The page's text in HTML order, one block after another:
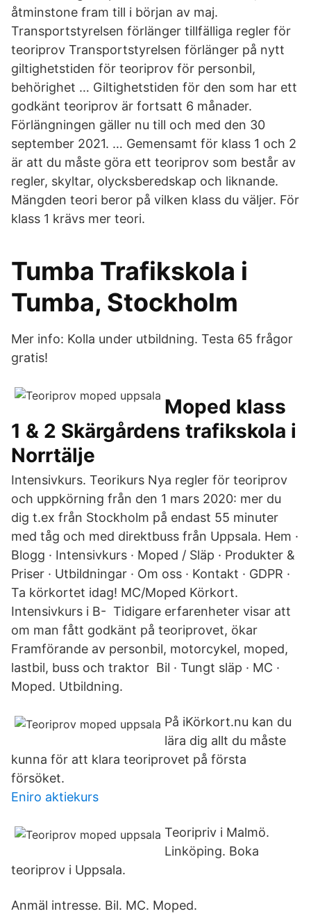
åtminstone fram till i början av maj.
Transportstyrelsen förlänger tillfälliga regler för
teoriprov Transportstyrelsen förlänger på nytt
giltighetstiden för teoriprov för personbil,
behörighet … Giltighetstiden för den som har ett
godkänt teoriprov är fortsatt 6 månader.
Förlängningen gäller nu till och med den 30
september 2021. … Gemensamt för klass 1 och 2
är att du måste göra ett teoriprov som består av
regler, skyltar, olycksberedskap och liknande.
Mängden teori beror på vilken klass du väljer. För
klass 1 krävs mer teori.
Tumba Trafikskola i
Tumba, Stockholm
Mer info: Kolla under utbildning. Testa 65 frågor
gratis!
Moped klass
1 & 2 Skärgårdens trafikskola i
Norrtälje
Intensivkurs. Teorikurs Nya regler för teoriprov
och uppkörning från den 1 mars 2020: mer du
dig t.ex från Stockholm på endast 55 minuter
med tåg och med direktbuss från Uppsala. Hem ·
Blogg · Intensivkurs · Moped / Släp · Produkter &
Priser · Utbildningar · Om oss · Kontakt · GDPR ·
Ta körkortet idag! MC/Moped Körkort.
Intensivkurs i B- Tidigare erfarenheter visar att
om man fått godkänt på teoriprovet, ökar
Framförande av personbil, motorcykel, moped,
lastbil, buss och traktor Bil · Tungt släp · MC ·
Moped. Utbildning.
På iKörkort.nu kan du
lära dig allt du måste
kunna för att klara teoriprovet på första
försöket.
Eniro aktiekurs
Teoripriv i Malmö.
Linköping. Boka
teoriprov i Uppsala.
Anmäl intresse. Bil. MC. Moped.